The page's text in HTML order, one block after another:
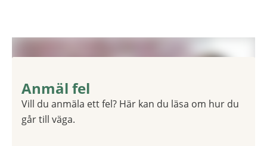
1 av 1
Anmäl fel
Vill du anmäla ett fel? Här kan du läsa om hur du
går till väga.